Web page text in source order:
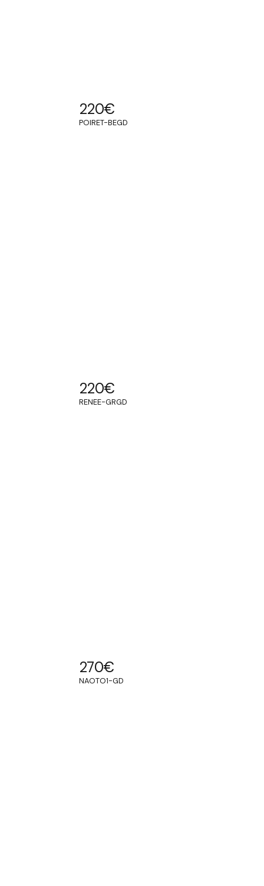
220€
POIRET-BEGD
220€
RENEE-GRGD
270€
NAOTO1-GD